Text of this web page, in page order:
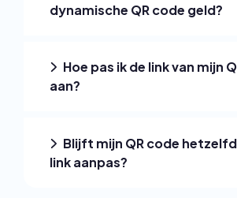
dynamische QR code geld?
Hoe pas ik de link van mijn
aan?
Blijft mijn QR code
link aanpas?